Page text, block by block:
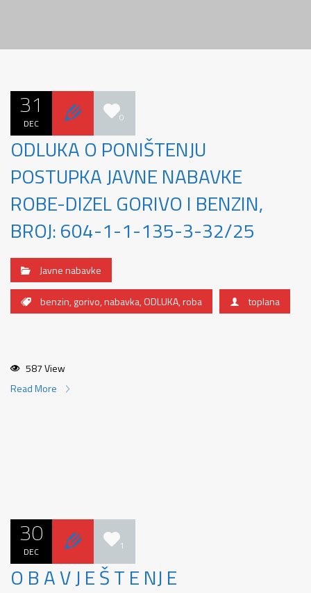
31
DEC 0
ODLUKA O PONIŠTENJU
POSTUPKA JAVNE NABAVKE
ROBE-DIZEL GORIVO I BENZIN,
BROJ: 604-1-1-135-3-32/25
Javne nabavke
benzin,gorivo,nabavka,ODLUKA,roba toplana
587 View
Read More
30
DEC 1
O B A V J E Š T E NJ E